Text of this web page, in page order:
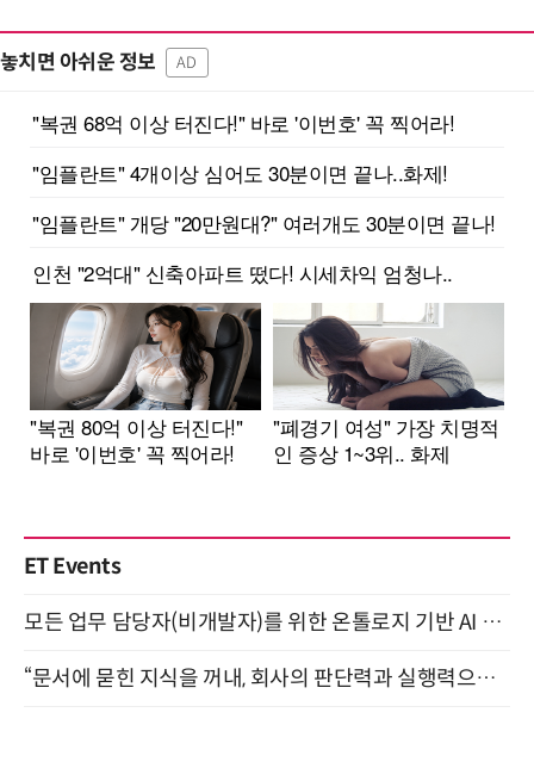
놓치면 아쉬운 정보 AD
ET Events
모든 업무 담당자(비개발자)를 위한 온톨로지 기반 AI 지식체계 설계 1-day 워크숍 8월 20일 개최
“문서에 묻힌 지식을 꺼내, 회사의 판단력과 실행력으로 바꾸다” (8/20)